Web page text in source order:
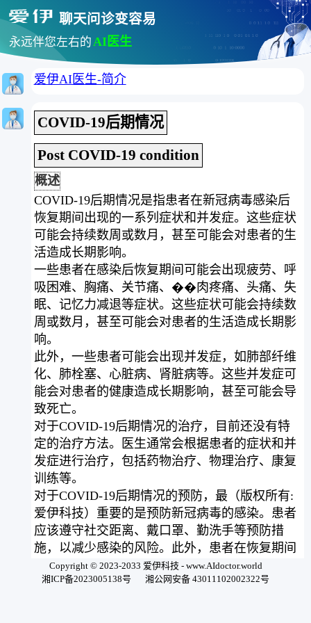
聊天问诊变容易
永远伴您左右的AI医生
爱伊AI医生-简介
COVID-19后期情况
Post COVID-19 condition
概述
COVID-19后期情况是指患者在新冠病毒感染后
恢复期间出现的一系列症状和并发症。这些症状
可能会持续数周或数月，甚至可能会对患者的生
活造成长期影响。
一些患者在感染后恢复期间可能会出现疲劳、呼
吸困难、胸痛、关节痛、��肉疼痛、头痛、失
眠、记忆力减退等症状。这些症状可能会持续数
周或数月，甚至可能会对患者的生活造成长期影
响。
此外，一些患者可能会出现并发症，如肺部纤维
化、肺栓塞、心脏病、肾脏病等。这些并发症可
能会对患者的健康造成长期影响，甚至可能会导
致死亡。
对于COVID-19后期情况的治疗，目前还没有特
定的治疗方法。医生通常会根据患者的症状和并
发症进行治疗，包括药物治疗、物理治疗、康复
训练等。
对于COVID-19后期情况的预防，最（版权所有:
爱伊科技）重要的是预防新冠病毒的感染。患者
应该遵守社交距离、戴口罩、勤洗手等预防措
施，以减少感染的风险。此外，患者在恢复期间
应该注意休息、保持健康的饮食和生活方式，以
促进身体的康复。
Copyright © 2023-2033 爱伊科技 - www.AIdoctor.world
湘ICP备2023005138号
湘公网安备 43011102002322号